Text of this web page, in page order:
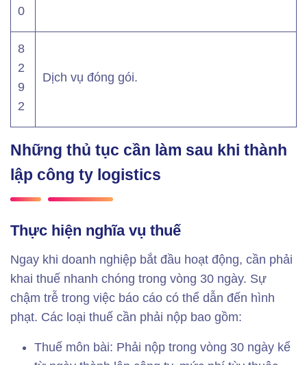
0
8
2
9
2
Dịch vụ đóng gói.
Những thủ tục cần làm sau khi thành
lập công ty logistics
Thực hiện nghĩa vụ thuế
Ngay khi doanh nghiệp bắt đầu hoạt động, cần phải
khai thuế nhanh chóng trong vòng 30 ngày. Sự
chậm trễ trong việc báo cáo có thể dẫn đến hình
phạt. Các loại thuế cần phải nộp bao gồm:
Thuế môn bài: Phải nộp trong vòng 30 ngày kể